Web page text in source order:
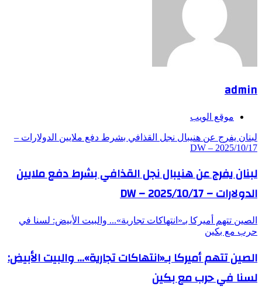
admin
موقع الويب
لبنان يفرج عن هنيبال نجل القذافي بشرط دفع ملايين الدولارات –
DW – 2025/10/17
لبنان يفرج عن هنيبال نجل القذافي بشرط دفع ملايين
الدولارات – DW – 2025/10/17
الصين تتهم أميركا بـ«انتهاكات تجارية»... والبيت الأبيض: لسنا في
حرب مع بكين
الصين تتهم أميركا بـ«انتهاكات تجارية»... والبيت الأبيض:
لسنا في حرب مع بكين